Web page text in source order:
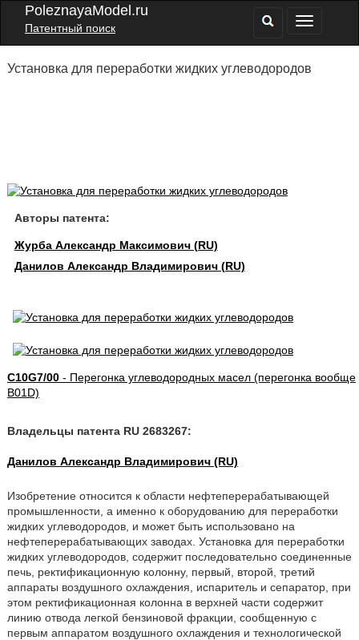
PoleznayaModel.ru
Патентный поиск
Установка для переработки жидких углеводородов
Авторы патента:
Журба Александр Максимович (RU)
Данилов Александр Владимирович (RU)
C10G7/00- Перегонка углеводородных масел (перегонка вообще
B01D)
Владельцы патента RU 2683267:
Данилов Александр Владимирович (RU)
Изобретение относится к области нефтеперерабатывающей
промышленности, а именно к оборудованию для переработки
жидких углеводородов, и может быть использовано на
нефтеперерабатывающих заводах. Установка для переработки
жидких углеводородов, содержит последовательно соединенные
печь, ректификационную колонну, первый, второй, третий
аппараты воздушного охлаждения, испаритель и сепаратор, при
этом ректификационная колонна в верхней части содержит
линию отвода легкой бензиновой фракции, сообщенную с
первым аппаратом воздушного охлаждения и технологической